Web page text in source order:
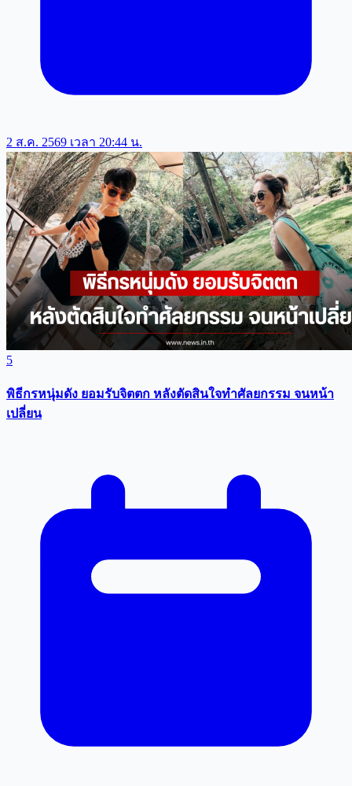
2 ส.ค. 2569 เวลา 20:44 น.
5
พิธีกรหนุ่มดัง ยอมรับจิตตก หลังตัดสินใจทำศัลยกรรม จนหน้า
เปลี่ยน